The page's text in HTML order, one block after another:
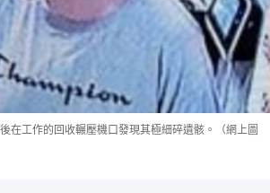
在工作的回收輾壓機口發現其極細碎遺骸。（網上圖